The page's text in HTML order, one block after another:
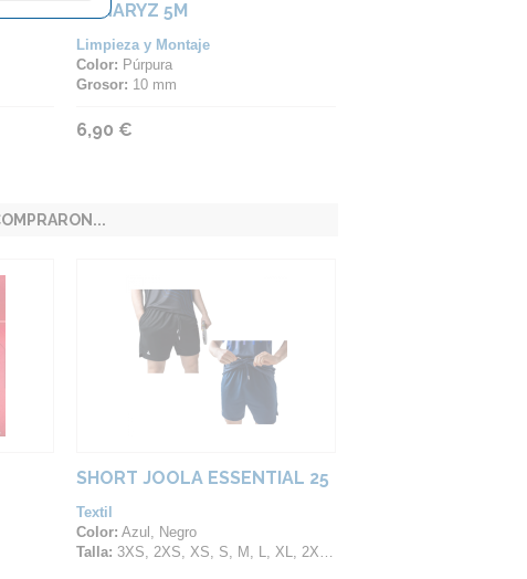
DYNARYZ 5M
Limpieza y Montaje
Color: Púrpura
Grosor: 10 mm
6,90 €
SHORT JOOLA ESSENTIAL 25
Textil
Color: Azul, Negro
Talla: 3XS, 2XS, XS, S, M, L, XL, 2XL, 3XL